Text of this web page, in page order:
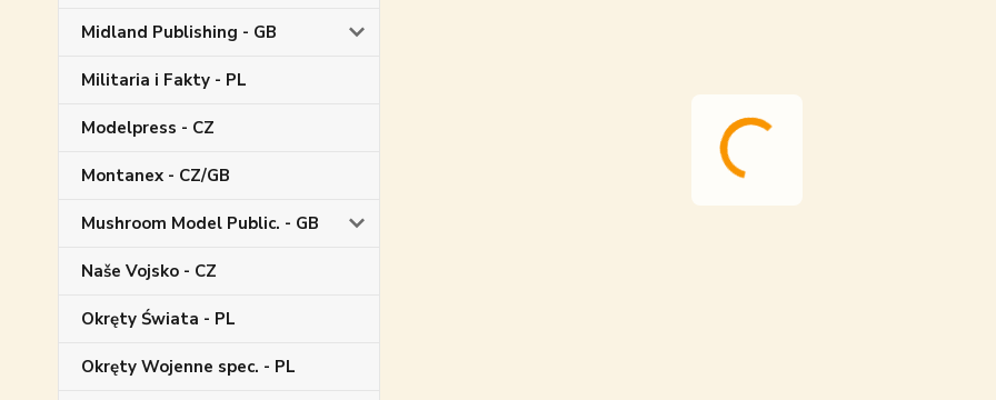
Midland Publishing - GB
Militaria i Fakty - PL
Modelpress - CZ
Montanex - CZ/GB
Mushroom Model Public. - GB
Naše Vojsko - CZ
Okręty Świata - PL
Okręty Wojenne spec. - PL